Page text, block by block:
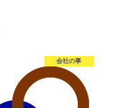
会社の事